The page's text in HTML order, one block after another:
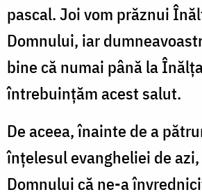
pascal. Joi vom prăznui
Domnului, iar
bine că numai până la
întrebuinţăm acest salut.
De aceea, înainte de a
înţelesul evangheliei de
Domnului că ne-a